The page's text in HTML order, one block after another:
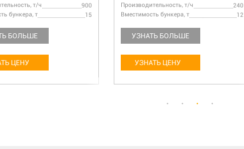
т/ч
900
бункера, т
15
БОЛЬШЕ
ЦЕНУ
Производительность, т/ч
240
Вместимость бункера, т
12
УЗНАТЬ БОЛЬШЕ
УЗНАТЬ ЦЕНУ